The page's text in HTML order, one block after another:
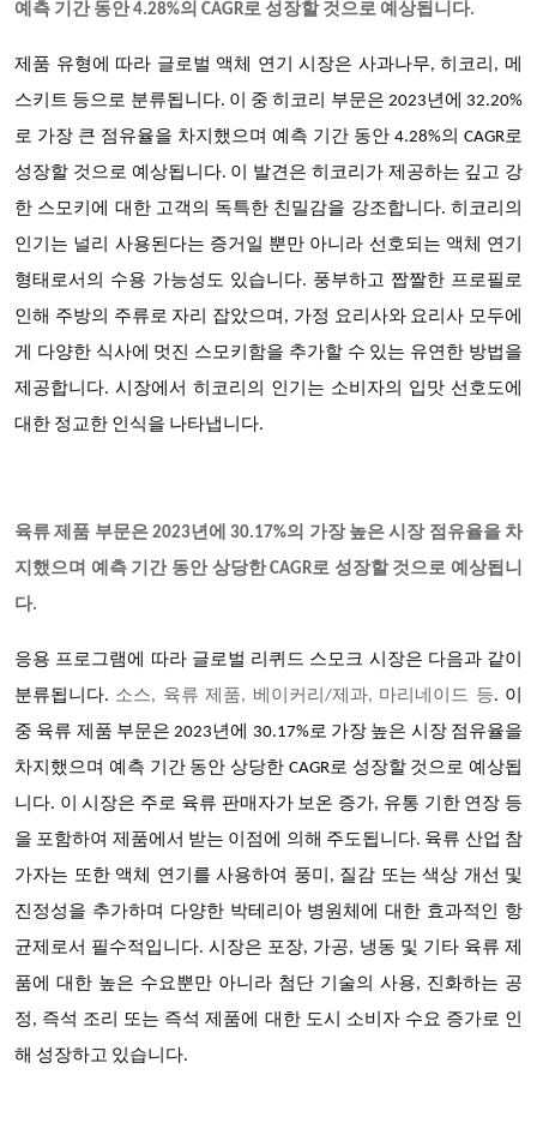
예측 기간 동안 4.28%의 CAGR로 성장할 것으로 예상됩니다.
제품 유형에 따라 글로벌 액체 연기시장은 사과나무, 히코리, 메
스키트 등으로 분류됩니다. 이 중 히코리 부문은 2023년에 32.20%
로 가장 큰 점유율을 차지했으며 예측 기간 동안 4.28%의 CAGR로
성장할 것으로 예상됩니다. 이 발견은 히코리가 제공하는 깊고 강
한 스모키에 대한 고객의 독특한 친밀감을 강조합니다. 히코리의
인기는 널리 사용된다는 증거일 뿐만 아니라 선호되는 액체 연기
형태로서의 수용 가능성도 있습니다. 풍부하고 짭짤한 프로필로
인해 주방의 주류로 자리 잡았으며, 가정 요리사와 요리사 모두에
게 다양한 식사에 멋진 스모키함을 추가할 수 있는 유연한 방법을
제공합니다. 시장에서 히코리의 인기는 소비자의 입맛 선호도에
대한 정교한 인식을 나타냅니다.
육류 제품 부문은2023년에 30.17%의 가장 높은 시장 점유율을 차
지했으며 예측 기간 동안 상당한 CAGR로 성장할 것으로 예상됩니
다.
응용 프로그램에 따라 글로벌 리퀴드 스모크 시장은 다음과 같이
분류됩니다. 소스, 육류 제품, 베이커리/제과, 마리네이드 등. 이
중 육류 제품 부문은 2023년에 30.17%로 가장 높은 시장 점유율을
차지했으며 예측 기간 동안 상당한 CAGR로 성장할 것으로 예상됩
니다. 이 시장은 주로 육류 판매자가 보온 증가, 유통 기한 연장 등
을 포함하여 제품에서 받는 이점에 의해 주도됩니다. 육류 산업 참
가자는 또한 액체 연기를 사용하여 풍미, 질감 또는 색상 개선 및
진정성을 추가하며 다양한 박테리아 병원체에 대한 효과적인 항
균제로서 필수적입니다. 시장은 포장, 가공, 냉동 및 기타 육류 제
품에 대한 높은 수요뿐만 아니라 첨단 기술의 사용, 진화하는 공
정, 즉석 조리 또는 즉석 제품에 대한 도시 소비자 수요 증가로 인
해 성장하고 있습니다.